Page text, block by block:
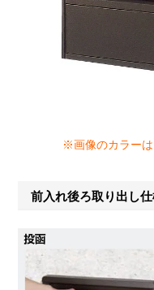
※画像のカラーは
前入れ後ろ取り出し